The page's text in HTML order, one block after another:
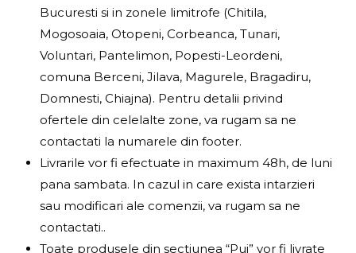
Bucuresti si in zonele limitrofe (Chitila,
Mogosoaia, Otopeni, Corbeanca, Tunari,
Voluntari, Pantelimon, Popesti-Leordeni,
comuna Berceni, Jilava, Magurele, Bragadiru,
Domnesti, Chiajna). Pentru detalii privind
ofertele din celelalte zone, va rugam sa ne
contactati la numarele din footer.
Livrarile vor fi efectuate in maximum 48h, de luni
pana sambata. In cazul in care exista intarzieri
sau modificari ale comenzii, va rugam sa ne
contactati..
Toate produsele din sectiunea “Pui” vor fi livrate